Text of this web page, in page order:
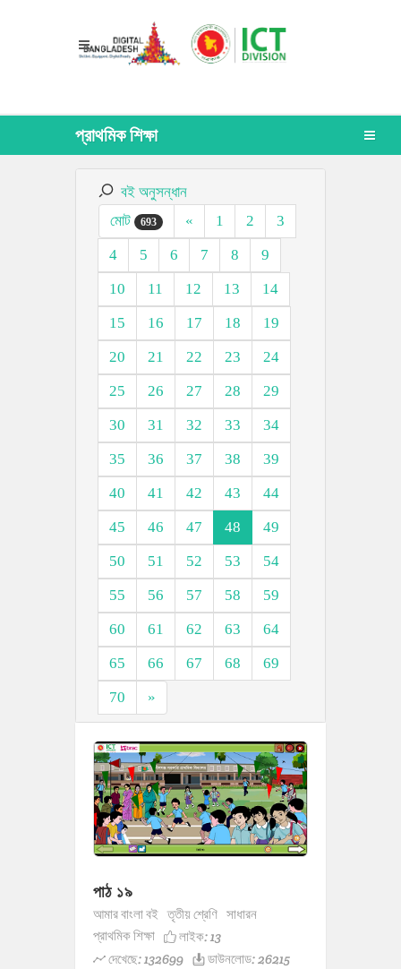
প্রাথমিক শিক্ষা
বই অনুসন্ধান
মোট
693 « 1 2
3
4
5 6 7 8
9
10
11 12 13
14
15
16 17 18
19
20
21 22 23
24
25
26 27 28
29
30
31 32 33
34
35
36 37 38
39
40
41 42 43
44
45
46 47 48
49
50
51 52 53
54
55
56 57 58
59
60
61 62 63
64
65
66 67 68
69
70
»
পাঠ ১৯
আমার বাংলা বই তৃতীয় শ্রেণি সাধারন
প্রাথমিক শিক্ষা
লাইক:13
দেখেছে: 132699
ডাউনলোড: 26215